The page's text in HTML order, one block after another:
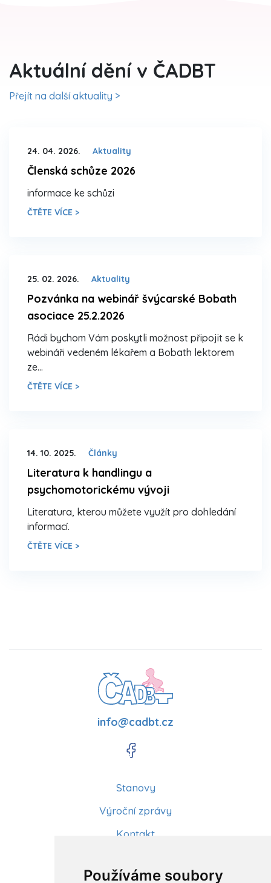
Používáme soubory
Aktuální dění v ČADBT
Přejít na další aktuality >
24. 04. 2026. Aktuality
Členská schůze 2026
informace ke schůzi
ČTĚTE VÍCE >
25. 02. 2026. Aktuality
Pozvánka na webinář švýcarské Bobath
asociace 25.2.2026
Rádi bychom Vám poskytli možnost připojit se k
webináři vedeném lékařem a Bobath lektorem
ze…
ČTĚTE VÍCE >
14. 10. 2025. Články
Literatura k handlingu a
psychomotorickému vývoji
Literatura, kterou můžete využít pro dohledání
informací.
ČTĚTE VÍCE >
info@cadbt.cz
Stanovy
Výroční zprávy
Kontakt
Články